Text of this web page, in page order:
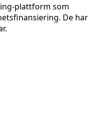
plattform som
De har